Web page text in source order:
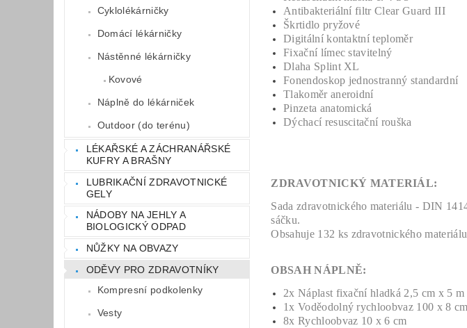
Cyklolékárničky
Domácí lékárničky
Nástěnné lékárničky
Kovové
Náplně do lékárniček
Outdoor (do terénu)
LÉKAŘSKÉ A ZÁCHRANÁŘSKÉ
KUFRY A BRAŠNY
LUBRIKAČNÍ ZDRAVOTNICKÉ
GELY
NÁDOBY NA JEHLY A
BIOLOGICKÝ ODPAD
NŮŽKY NA OBVAZY
ODĚVY PRO ZDRAVOTNÍKY
Kompresní podkolenky
Vesty
Antibakteriální filtr Clear Guard III
Škrtidlo pryžové
Digitální kontaktní teploměr
Fixační límec stavitelný
Dlaha Splint XL
Fonendoskop jednostranný standardní
Tlakoměr aneroidní
Pinzeta anatomická
Dýchací resuscitační rouška
ZDRAVOTNICKÝ MATERIÁL:
Sada zdravotnického materiálu - DIN
sáčku.
Obsahuje 132 ks zdravotnického materiálu
OBSAH NÁPLNĚ:
2x Náplast fixační hladká 2,5 cm x 5 m
1x Voděodolný rychloobvaz 100 x 8 cm
8x Rychloobvaz 10 x 6 cm